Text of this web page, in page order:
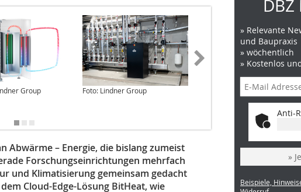
Group Foto: Lindner Group Grafik: Lindner Group
Abwärme – Energie, die bislang zumeist
Forschungseinrichtungen mehrfach
und Klimatisierung gemeinsam gedacht
Cloud-Edge-Lösung BitHeat, wie
» Relevante
und Baupraxis
» wöchentlich
» Kostenlos
Anti-
»
Beispiele,